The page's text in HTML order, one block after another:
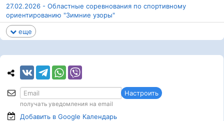
27.02.2026 - Областные соревнования по спортивному
ориентированию "Зимние узоры"
еще
Настроить
получать уведомления на email
Добавить в Google Календарь